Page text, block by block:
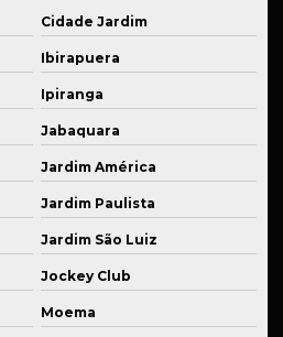
esportiva
fixa
anodizado
Cidade Jardim
Ibirapuera
Ipiranga
Jabaquara
Jardim América
Jardim Paulista
Jardim São Luiz
Jockey Club
Moema